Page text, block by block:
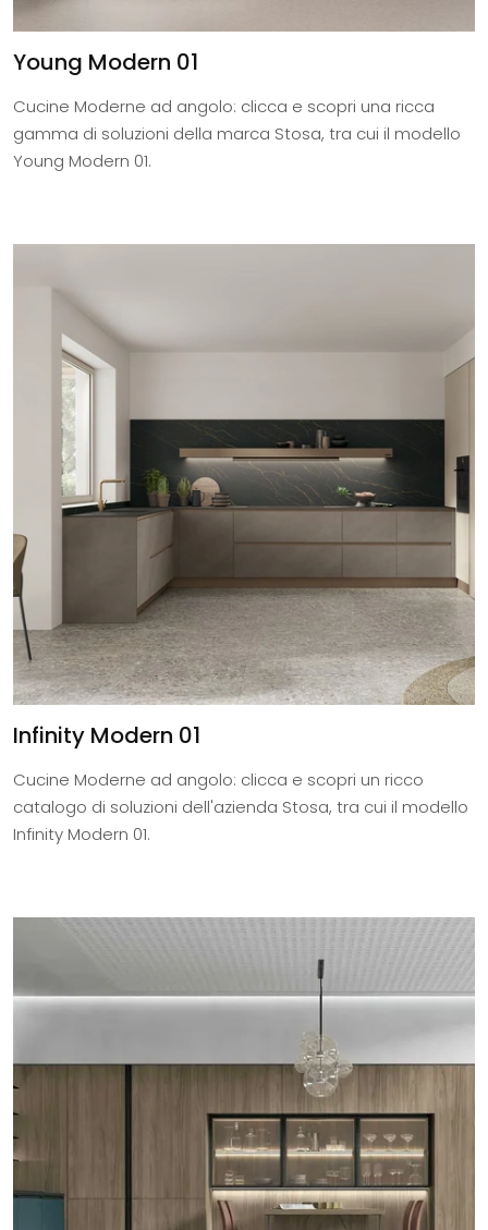
Young Modern 01
Cucine Moderne ad angolo: clicca e scopri una ricca
gamma di soluzioni della marca Stosa, tra cui il modello
Young Modern 01.
Infinity Modern 01
Cucine Moderne ad angolo: clicca e scopri un ricco
catalogo di soluzioni dell'azienda Stosa, tra cui il modello
Infinity Modern 01.